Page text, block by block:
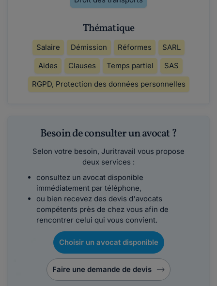
Thématique
Salaire Démission Réformes
SARL
Aides
Clauses Temps partiel
SAS
RGPD, Protection des données personnelles
Besoin de consulter un avocat ?
Selon votre besoin, Juritravail vous propose
deux services :
consultez un avocat disponible
immédiatement par téléphone,
ou bien recevez des devis d'avocats
compétents près de chez vous afin de
rencontrer celui qui vous convient.
Choisir un avocat disponible
Faire une demande de devis